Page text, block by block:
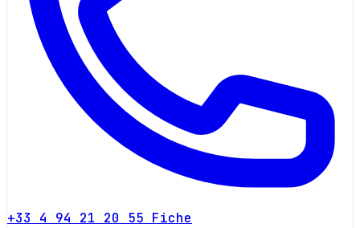
+33 4 94 21 20 55 Fiche